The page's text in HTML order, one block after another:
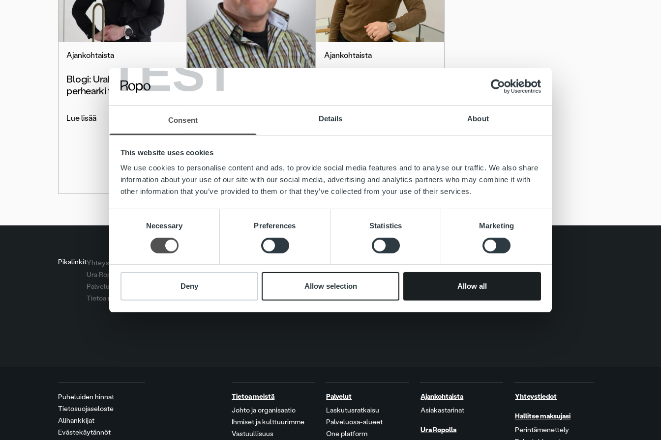
TEST
Consent Details About
This website uses cookies
We use cookies to personalise content and ads, to provide social media features and to analyse our traffic. We also share
information about your use of our site with our social media, advertising and analytics partners who may combine it with
other information that you’ve provided to them or that they’ve collected from your use of their services.
Selection
Necessary Preferences Statistics Marketing
Deny Allow selection Allow all
Ajankohtaista
Blogi: Urakehitys ja
perhearki tasapainossa
Lue lisää
Ajankohtaista
teknologia-alalla mahtuu
paljon kehitystä ja uuden
Lue lisää
Ajankohtaista
kansainväliseksi
tukifunktioksi
PikalinkitYhteystiedot
Ura Ropolla
Palvelut
Tietoa meistä
Search for:
Puheluiden hinnat
Tietosuojaseloste
Alihankkijat
Evästekäytännöt
Tietoa meistä
Johto ja organisaatio
Ihmiset ja kulttuurimme
Vastuullisuus
Palvelut
Laskutusratkaisu
Palveluosa-alueet
One platform
Ajankohtaista
Asiakastarinat
Ura Ropolla
Yhteystiedot
Hallitse maksujasi
Perintämenettely